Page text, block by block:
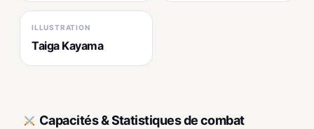
ILLUSTRATION
Taiga Kayama
Capacités & Statistiques de combat